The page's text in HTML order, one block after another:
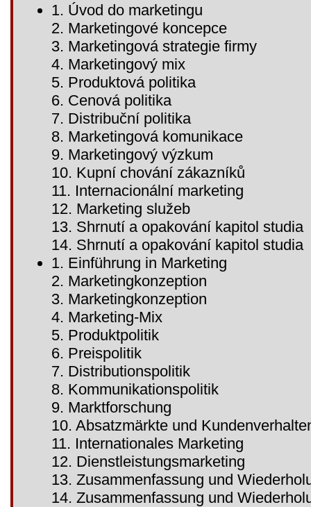
1. Úvod do marketingu
2. Marketingové koncepce
3. Marketingová strategie firmy
4. Marketingový mix
5. Produktová politika
6. Cenová politika
7. Distribuční politika
8. Marketingová komunikace
9. Marketingový výzkum
10. Kupní chování zákazníků
11. Internacionální marketing
12. Marketing služeb
13. Shrnutí a opakování kapitol studia
14. Shrnutí a opakování kapitol studia
1. Einführung in Marketing
2. Marketingkonzeption
3. Marketingkonzeption
4. Marketing-Mix
5. Produktpolitik
6. Preispolitik
7. Distributionspolitik
8. Kommunikationspolitik
9. Marktforschung
10. Absatzmärkte und
11. Internationales Marketing
12. Dienstleistungsmarketing
13. Zusammenfassung und
14. Zusammenfassung und